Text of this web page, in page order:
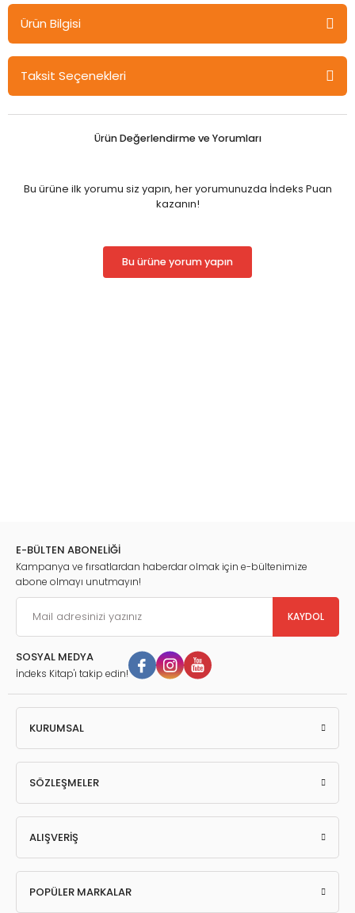
Ürün Bilgisi
Orijinal 12. Sınıf Matematik MÖF Mikro Öğreten Fasiküller Orijinal
Yayınları
Taksit Seçenekleri
Ürün Değerlendirme ve Yorumları
Bu ürüne ilk yorumu siz yapın, her yorumunuzda İndeks Puan
kazanın!
Bu ürüne yorum yapın
E-BÜLTEN ABONELİĞİ
Kampanya ve fırsatlardan haberdar olmak için e-bültenimize
abone olmayı unutmayın!
KAYDOL
SOSYAL MEDYA
İndeks Kitap'ı takip edin!
KURUMSAL
SÖZLEŞMELER
ALIŞVERİŞ
POPÜLER MARKALAR